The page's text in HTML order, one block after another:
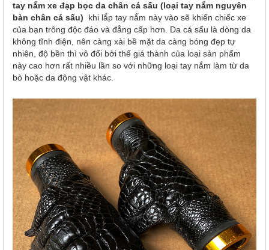
tay nắm xe đạp bọc da chân cá sấu (loại tay nắm nguyên
bàn chân cá sấu) khi lắp tay nắm này vào sẽ khiến chiếc xe
của bạn trông độc đáo và đẳng cấp hơn. Da cá sấu là dòng da
không tĩnh điện, nên càng xài bề mặt da càng bóng đẹp tự
nhiên, độ bền thì vô đối bởi thế giá thành của loại sản phẩm
này cao hơn rất nhiều lần so với những loại tay nắm làm từ da
bò hoặc da động vật khác.